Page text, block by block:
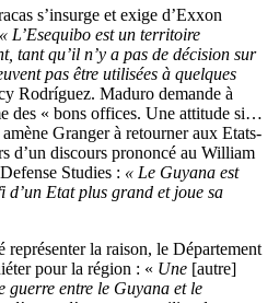
s’insurge et exige d’Exxon
« L’Esequibo est un territoire
tant qu’il n’y a pas de décision sur
pas être utilisées à quelques
Rodríguez. Maduro demande à
des « bons offices. Une attitude si…
Granger à retourner aux Etats-
d’un discours prononcé au William
Studies : « Le Guyana est
d’un Etat plus grand et joue sa
représenter la raison, le Département
pour la région : « Une [autre]
guerre entre le Guyana et le